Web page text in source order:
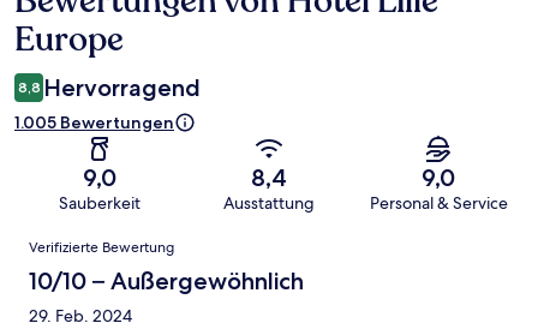
Europe
8,8 Hervorragend
1.005 Bewertungen
9,0
Sauberkeit
8,4
Ausstattung
9,0
Personal & Service
Bewertungen
Verifizierte Bewertung
10/10 – Außergewöhnlich
29. Feb. 2024